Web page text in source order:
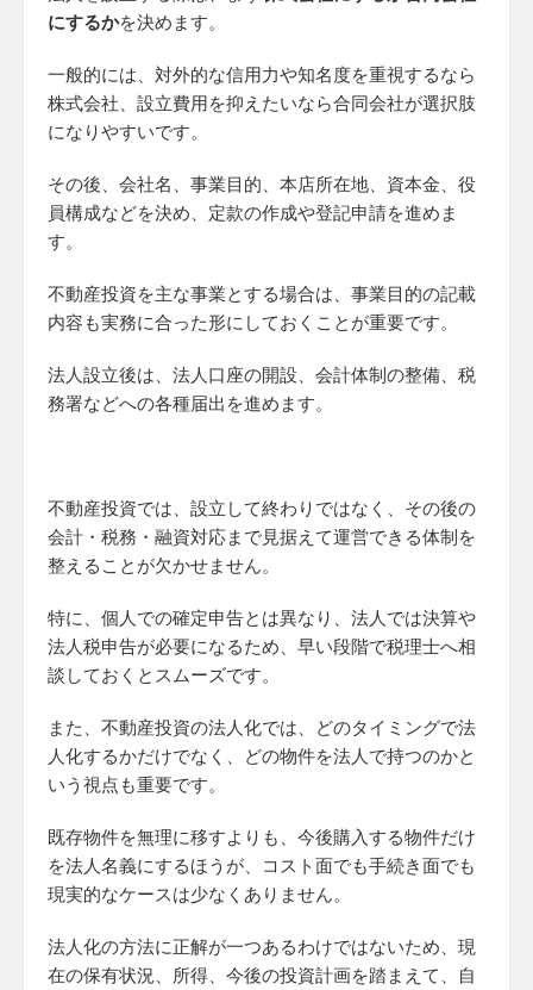
にするかを決めます。
一般的には、対外的な信用力や知名度を重視するなら
株式会社、設立費用を抑えたいなら合同会社が選択肢
になりやすいです。
その後、会社名、事業目的、本店所在地、資本金、役
員構成などを決め、定款の作成や登記申請を進めま
す。
不動産投資を主な事業とする場合は、事業目的の記載
内容も実務に合った形にしておくことが重要です。
法人設立後は、法人口座の開設、会計体制の整備、税
務署などへの各種届出を進めます。
不動産投資では、設立して終わりではなく、その後の
会計・税務・融資対応まで見据えて運営できる体制を
整えることが欠かせません。
特に、個人での確定申告とは異なり、法人では決算や
法人税申告が必要になるため、早い段階で税理士へ相
談しておくとスムーズです。
また、不動産投資の法人化では、どのタイミングで法
人化するかだけでなく、どの物件を法人で持つのかと
いう視点も重要です。
既存物件を無理に移すよりも、今後購入する物件だけ
を法人名義にするほうが、コスト面でも手続き面でも
現実的なケースは少なくありません。
法人化の方法に正解が一つあるわけではないため、現
在の保有状況、所得、今後の投資計画を踏まえて、自